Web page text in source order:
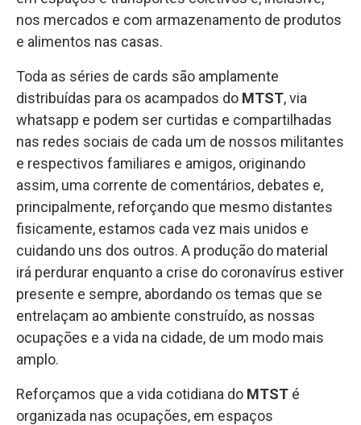
nos mercados e com armazenamento de produtos
e alimentos nas casas.
Toda as séries de cards são amplamente
distribuídas para os acampados do MTST, via
whatsapp e podem ser curtidas e compartilhadas
nas redes sociais de cada um de nossos militantes
e respectivos familiares e amigos, originando
assim, uma corrente de comentários, debates e,
principalmente, reforçando que mesmo distantes
fisicamente, estamos cada vez mais unidos e
cuidando uns dos outros. A produção do material
irá perdurar enquanto a crise do coronavírus estiver
presente e sempre, abordando os temas que se
entrelaçam ao ambiente construído, as nossas
ocupações e a vida na cidade, de um modo mais
amplo.
Reforçamos que a vida cotidiana do MTST é
organizada nas ocupações, em espaços